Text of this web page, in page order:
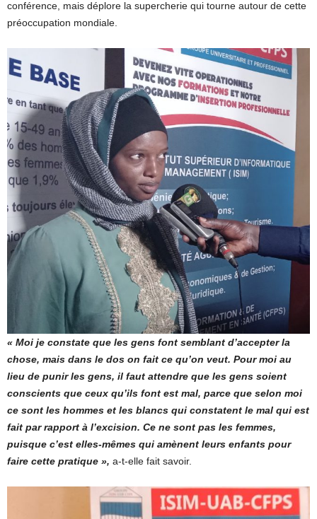
conférence, mais déplore la supercherie qui tourne autour de cette
préoccupation mondiale.
« Moi je constate que les gens font semblant d’accepter la
chose, mais dans le dos on fait ce qu’on veut. Pour moi au
lieu de punir les gens, il faut attendre que les gens soient
conscients que ceux qu’ils font est mal, parce que selon moi
ce sont les hommes et les blancs qui constatent le mal qui est
fait par rapport à l’excision. Ce ne sont pas les femmes,
puisque c’est elles-mêmes qui amènent leurs enfants pour
faire cette pratique », a-t-elle fait savoir.